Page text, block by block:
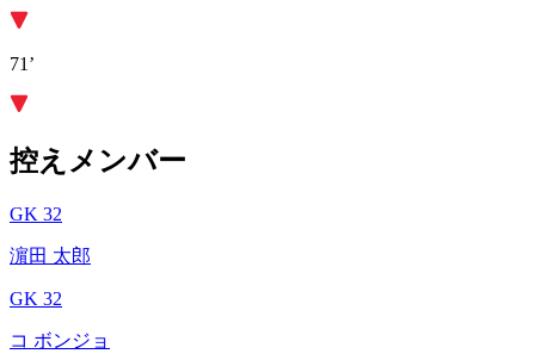
71’
控えメンバー
GK 32
濵田 太郎
GK 32
コ ボンジョ